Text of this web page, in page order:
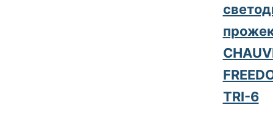
TRI-6